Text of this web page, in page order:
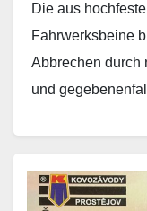
Die aus
Fahrwerksbeine
Abbrechen durch
und